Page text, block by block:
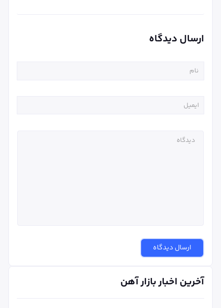
ارسال دیدگاه
ارسال دیدگاه
آخرین اخبار بازار آهن